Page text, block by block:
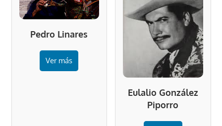
Pedro Linares
Ver más
Eulalio González
Piporro